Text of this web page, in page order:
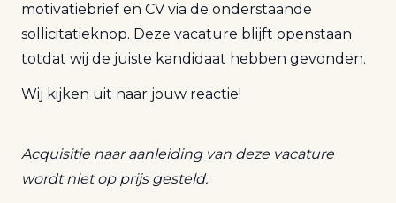
motivatiebrief en CV via de onderstaande
sollicitatieknop. Deze vacature blijft openstaan
totdat wij de juiste kandidaat hebben gevonden.
Wij kijken uit naar jouw reactie!
Acquisitie naar aanleiding van deze vacature
wordt niet op prijs gesteld.